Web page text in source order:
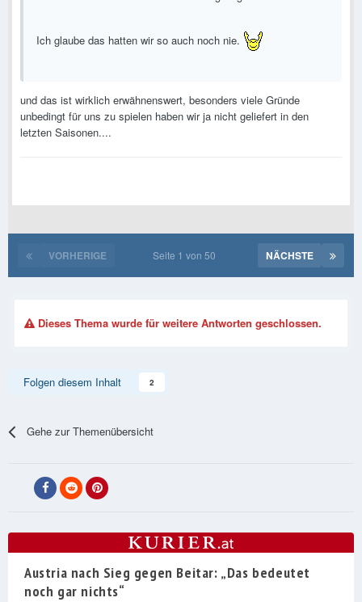
Ich glaube das hatten wir so auch noch nie.
und das ist wirklich erwähnenswert, besonders viele Gründe
unbedingt für uns zu spielen haben wir ja nicht geliefert in den
letzten Saisonen....
VORHERIGE NÄCHSTE
Seite 1 von 50
Dieses Thema wurde für weitere Antworten geschlossen.
Folgen diesem Inhalt 2
Gehe zur Themenübersicht
Austria nach Sieg gegen Beitar: „Das bedeutet
noch gar nichts“